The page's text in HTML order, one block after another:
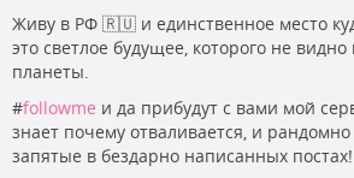
Живу в РФ 🇷🇺 и единственное место
это светлое будущее, которого не
планеты.
#followme и да прибудут с вами мой
знает почему отваливается, и
запятые в бездарно написанных постах!